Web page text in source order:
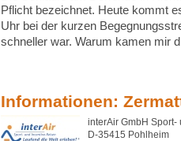
Pflicht bezeichnet. Heute kommt
Uhr bei der kurzen
schneller war. Warum kamen mir
Informationen:
interAir GmbH
D-35415 Pohlheim